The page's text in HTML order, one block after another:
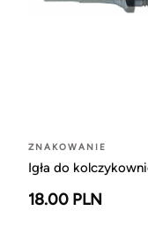
ZNAKOWANIE
Igła do
18.00 PLN